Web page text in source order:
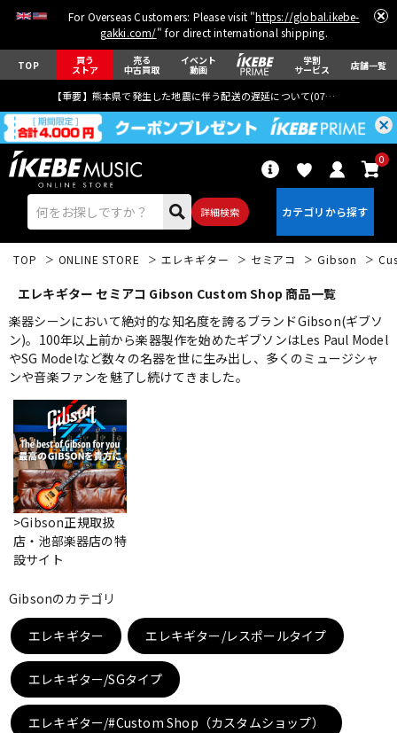
For Overseas Customers: Please visit "https://global.ikebe-
gakki.com/" for direct international shipping.
TOP 買う
ストア
売る
中古買取
イベント
動画
学割
サービス 店舗一覧
【重要】熊本県で発生した地震に伴う配送の遅延について(07月29日
詳細検索
0
エレキギター アコギ/エレアコ
ベース
ドラム
キーボード
管楽器 その他楽器
アンプ
TOP ONLINE STORE エレキギター セミアコ Gibson
エレキギター セミアコ Gibson Custom Shop 商品一覧
楽器シーンにおいて絶対的な知名度を誇るブランドGibson(ギブソ
ン)。100年以上前から楽器製作を始めたギブソンはLes Paul Model
やSG Modelなど数々の名器を世に生み出し、多くのミュージシャ
ンや音楽ファンを魅了し続けてきました。
>Gibson正規取扱
店・池部楽器店の特
設サイト
Gibsonのカテゴリ
エレキギター エレキギター/レスポールタイプ
エレキギター/SGタイプ
エレキギター/#Custom Shop（カスタムショップ）